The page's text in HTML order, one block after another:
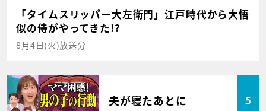
「タイムスリッパー大左衛門」江戸時代から大悟
似の侍がやってきた!?
8月4日(火)放送分
夫が寝たあとに 5